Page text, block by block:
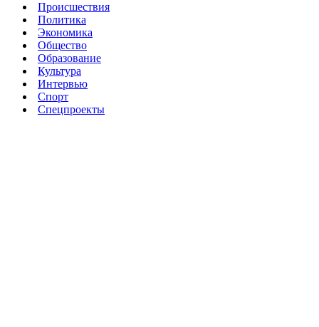
Происшествия
Политика
Экономика
Общество
Образование
Культура
Интервью
Спорт
Спецпроекты